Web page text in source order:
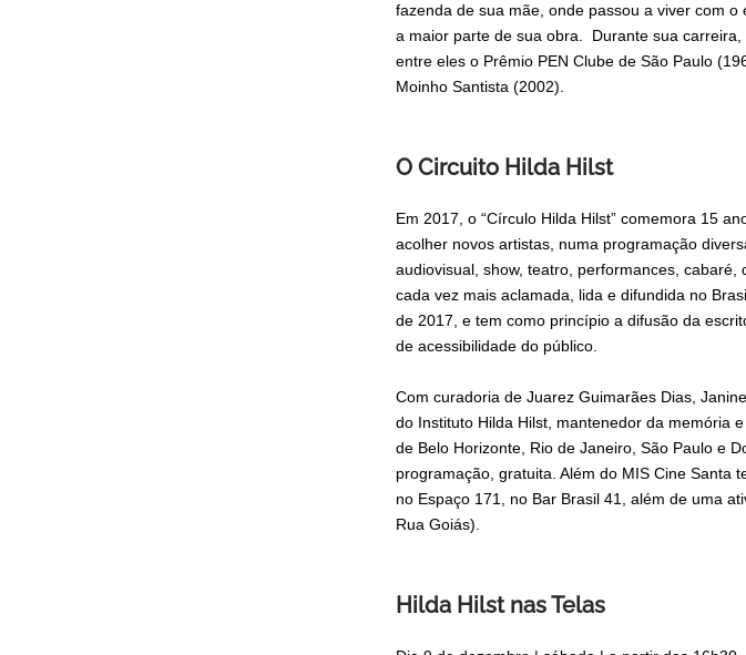
fazenda de sua mãe, onde passou a viver com
a maior parte de sua obra. Durante sua
entre eles o Prêmio PEN Clube de São Paulo
Moinho Santista (2002).
O Circuito Hilda Hilst
Em 2017, o “Círculo Hilda Hilst” comemora 15
acolher novos artistas, numa programação
audiovisual, show, teatro, performances,
cada vez mais aclamada, lida e difundida no
de 2017, e tem como princípio a difusão da
de acessibilidade do público.
Com curadoria de Juarez Guimarães Dias,
do Instituto Hilda Hilst, mantenedor da memória
de Belo Horizonte, Rio de Janeiro, São Paulo e
programação, gratuita. Além do MIS Cine Santa
no Espaço 171, no Bar Brasil 41, além de uma
Rua Goiás).
Hilda Hilst nas Telas